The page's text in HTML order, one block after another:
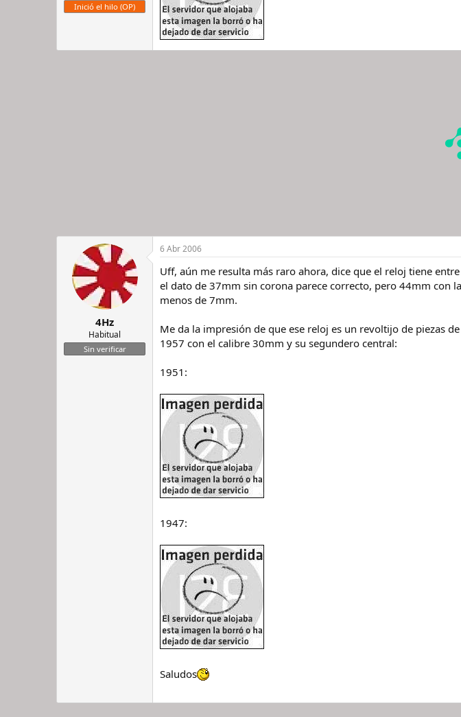
Inició el hilo (OP)
4Hz
Habitual
Sin verificar
6 Abr 2006
Uff, aún me resulta más raro ahora, dice que el reloj tiene
el dato de 37mm sin corona parece correcto, pero 44mm con
menos de 7mm.
Me da la impresión de que ese reloj es un revoltijo de piezas
1957 con el calibre 30mm y su segundero central:
1951:
1947:
Saludos